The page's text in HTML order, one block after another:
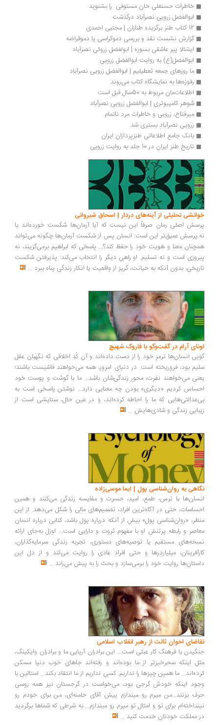
خاطرات حسنعلی خان مستوفی  را بشنوید
ابوالفضل زرویی نصرآباد درگذشت
12 کتاب‌ طنز برگزیده طنازان | مجتبی احمدی
گزارش نشست نقد و بررسی دموکراسی یا دموقراضه
ایشالا پیر عاشقی بسوزه | ابولفضل زروئی نصرآباد
ابوالفضل(ع) به روایت ابوالفضل زرویی
ما روزهای جمعه تعطیلیم | ابوالفضل زرویی نصرآباد
رفوزه‌ها به نمایشگاه کتاب می‌روند
اطلاعات‌مان مربوط به 50سال قبل است
شوهر کامپیوتری | ابوالفضل زرویی نصرآباد
میرفتاح، زرویی و خاطرات مرد ناتمام
زرویی نصرآباد بستری شد
بانک جامع اطلاعاتی طنزپردازان ایران
تاریخ طنز ایران در 10 جلد به روایت زرویی
خوانشی تحلیلی از آینه‌های دردار | اسحاق شیروانی
پرسش اصلی رمان صرفاً این نیست که آیا آرمان‌ها شکست خورده‌اند یا
نه.پرسش عمیق‌تر این است: انسان پس از شکست آرمان‌ها چگونه می‌تواند
همچنان معنا و هویت خود را حفظ کند؟... پاسخی که ابراهیم برمی‌گزیند، نه
پیروزی است و نه تسلیم. او راهی دیگر را انتخاب می‌کند: پذیرفتن شکست
تاریخی، بدون آنکه به خیانت، گریز از واقعیت یا انکار زندگی پناه ببرد ...
اونای آرام در گفت‌وگو با فاروک شهیچ‭
گویی انسان‌ها ترمزِ خود را از دست داده‌اند و آن کُدِ اخلاقی که نگهبان عقل
سلیم بود، فروریخته است. در دنیای امروز، همه می‌خواهند فاشیست باشند؛
یعنی می‌خواهند نفرت، محورِ زندگی‌شان باشد... ما با گوشت و پوست خود
احساس کردیم «دیگری» بودن چه معنایی دارد... نوشتن پاسخی است به
بی‌عدالتی‌هایی که ما را احاطه کرده‌اند، و در عین حال، ستایشی است از
زیبایی زندگی و شادی‌هایش ...
نگاهی به روان‌شناسی پول | ایما موسی‌زاده
انسان‌ها با ترس، طمع، امید، حسرت و مقایسه زندگی می‌کنند و همین
احساسات، حتی در آگاه‌ترین افراد، تصمیم‌های مالی را شکل می‌دهد. از این
منظر، «روان‌شناسی پول» بیش از آنکه درباره پول باشد، کتابی درباره انسان
معاصر و رابطه پرتنش او با مفهوم ثروت و دارایی است... اوزل به‌جای ارائه
نسخه‌های مستقیم یا توصیه‌های دستوری، تجربه زندگی سرمایه‌گذاران،
کارآفرینان، میلیاردرها و حتی افراد عادی را روایت می‌کند و از دل این
داستان‌ها روایت خود را برمی‌سازد و بحث را به پیش می‌راند ...
تقاضای اخوان ثالث از رهبر انقلاب اسلامی
جنگیدن با فرهنگ کار عبثی است... این برادران آریایی ما و برادران وایکینگ،
مثل اینکه سحرخیزتر از ما بوده‌اند و رفته‌اند جاهای خوب دنیا مسکن
کرده‌اند... ما همین چیزها را نداریم. کسی نداریم از ما انتقاد بکند... استالین با
وجود اینکه خودش گرجی بود، می‌خواست در گرجستان نیز همه روسی
حرف بزنند...من میرم رو میندازم پیش آقای خامنه‌ای، من برای خودم رو
نینداخته‌ام برای تو و امثال تو میرم رو میندازم... به شرطی که شماها برگردید
در مملکت خودتان خدمت کنید ...